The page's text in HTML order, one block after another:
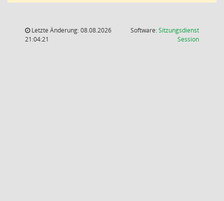
Letzte Änderung: 08.08.2026
21:04:21
Software:Sitzungsdienst
Session(Wird in